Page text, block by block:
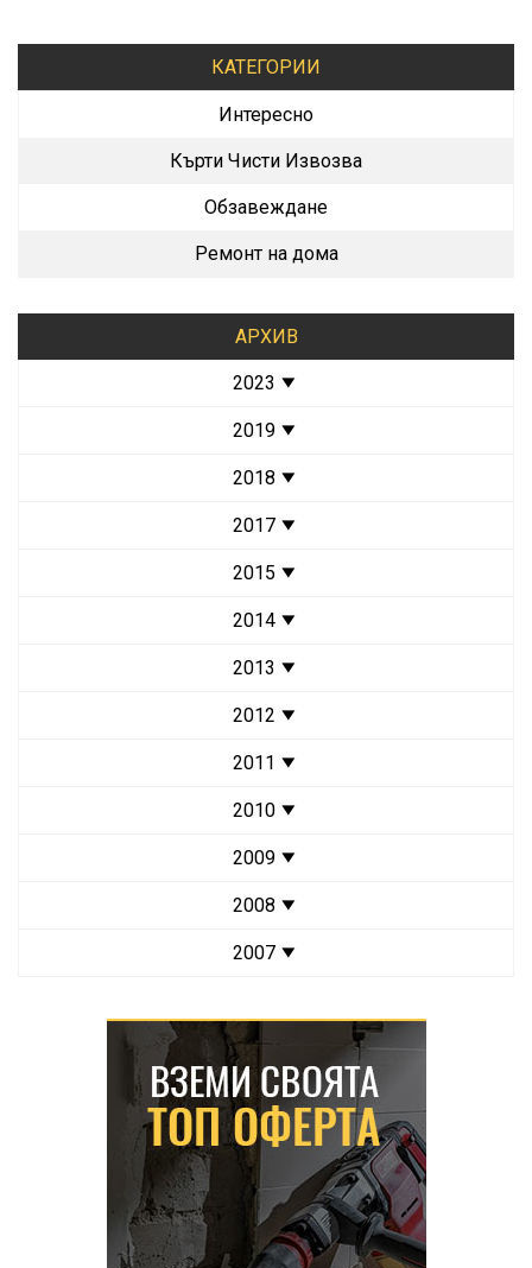
КАТЕГОРИИ
Интересно
Кърти Чисти Извозва
Обзавеждане
Ремонт на дома
АРХИВ
2023
2019
2018
2017
2015
2014
2013
2012
2011
2010
2009
2008
2007